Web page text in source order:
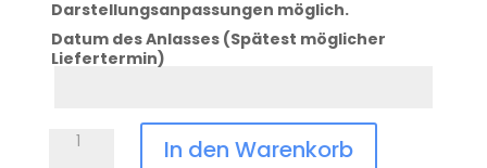
Darstellungsanpassungen möglich.
Datum des Anlasses (Spätest möglicher
Liefertermin)
Medaille
In den Warenkorb